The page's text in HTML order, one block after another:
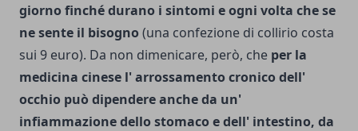
giorno finché durano i sintomi e ogni volta che se
ne sente il bisogno (una confezione di collirio costa
sui 9 euro). Da non dimenicare, però, che per la
medicina ci­nese l' arrossamento cronico dell'
occhio può di­pendere anche da un'
infiammazione del­lo stomaco e dell' intestino, da